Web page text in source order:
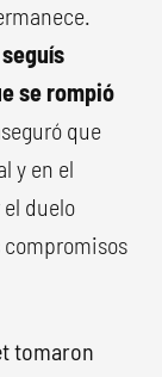
se rompió
que
y en el
duelo